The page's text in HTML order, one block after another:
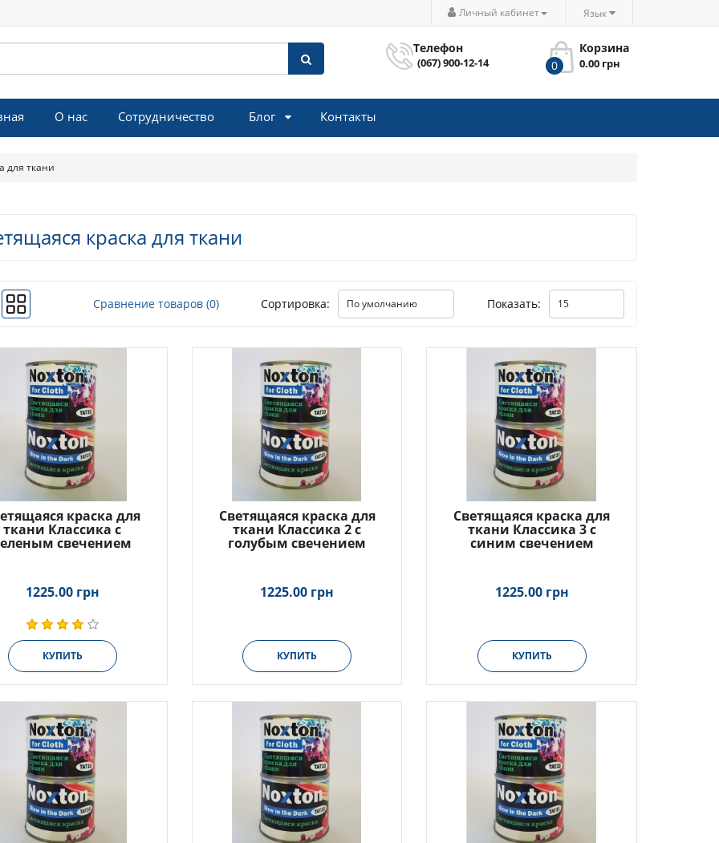
Личный кабинет Язык
(067) 900-12-14
Телефон
Корзина
0
0.00 грн
О нас Сотрудничество Блог Контакты
для ткани
краска для ткани
Сравнение товаров (0) Сортировка: Показать:
краска для
ткани Классика с
свечением
1225.00 грн
КУПИТЬ
Светящаяся краска для
ткани Классика 2 с
голубым свечением
1225.00 грн
КУПИТЬ
Светящаяся краска для
ткани Классика 3 с
синим свечением
1225.00 грн
КУПИТЬ